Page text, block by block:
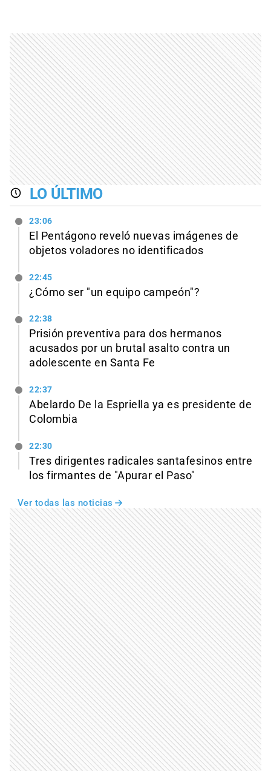
LO ÚLTIMO
23:06
El Pentágono reveló nuevas imágenes de
objetos voladores no identificados
22:45
¿Cómo ser "un equipo campeón"?
22:38
Prisión preventiva para dos hermanos
acusados por un brutal asalto contra un
adolescente en Santa Fe
22:37
Abelardo De la Espriella ya es presidente de
Colombia
22:30
Tres dirigentes radicales santafesinos entre
los firmantes de "Apurar el Paso"
Ver todas las noticias